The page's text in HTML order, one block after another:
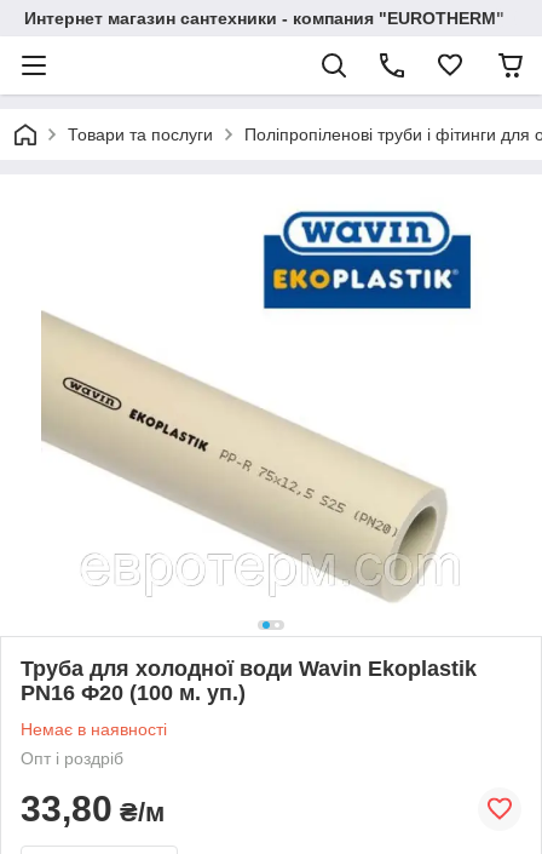
Интернет магазин сантехники - компания "EUROTHERM"
Товари та послуги Поліпропіленові труби і фітинги
Труба для холодної води Wavin Ekoplastik
PN16 Ф20 (100 м. уп.)
Немає в наявності
Опт і роздріб
33,80 ₴/м